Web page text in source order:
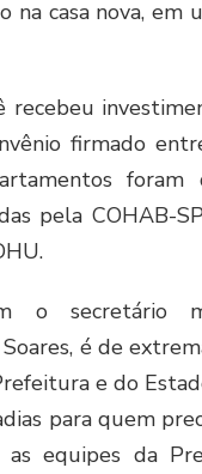
na casa nova, em
recebeu
firmado
foram
pela COHAB-
o secretário
é de
e do
para quem
as equipes da